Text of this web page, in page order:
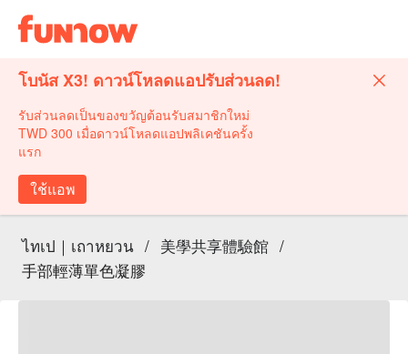
โบนัส X3! ดาวน์โหลดแอปรับส่วนลด!
รับส่วนลดเป็นของขวัญต้อนรับสมาชิกใหม่
TWD 300 เมื่อดาวน์โหลดแอปพลิเคชันครั้ง
แรก
ใช้แอพ
ไทเป｜เถาหยวน / 美學共享體驗館 /
手部輕薄單色凝膠